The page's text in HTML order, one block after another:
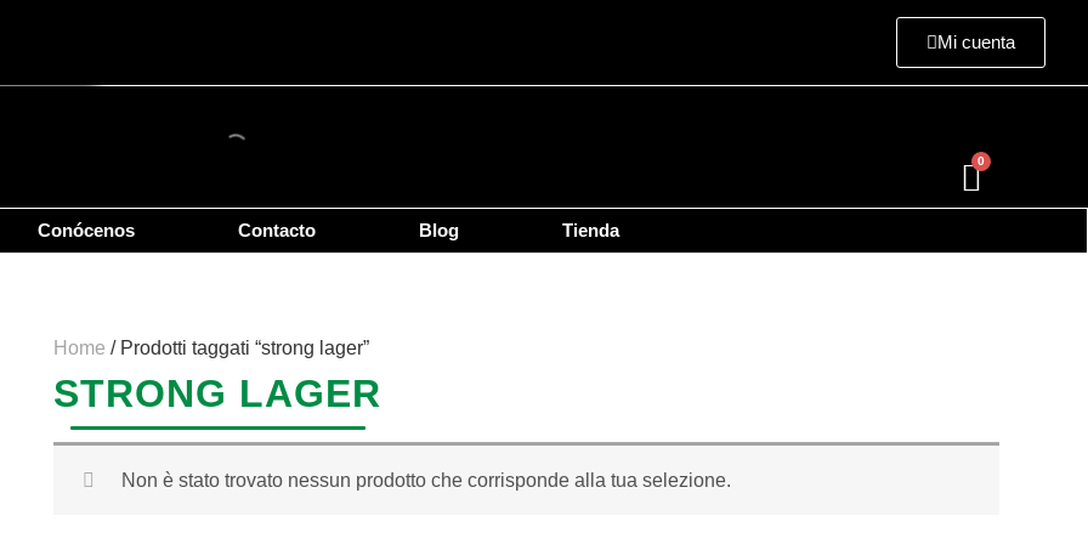
Mi cuenta
Cart
Conócenos Contacto Blog Tienda
Home / Prodotti taggati “strong lager”
STRONG LAGER
Non è stato trovato nessun prodotto che corrisponde alla tua selezione.